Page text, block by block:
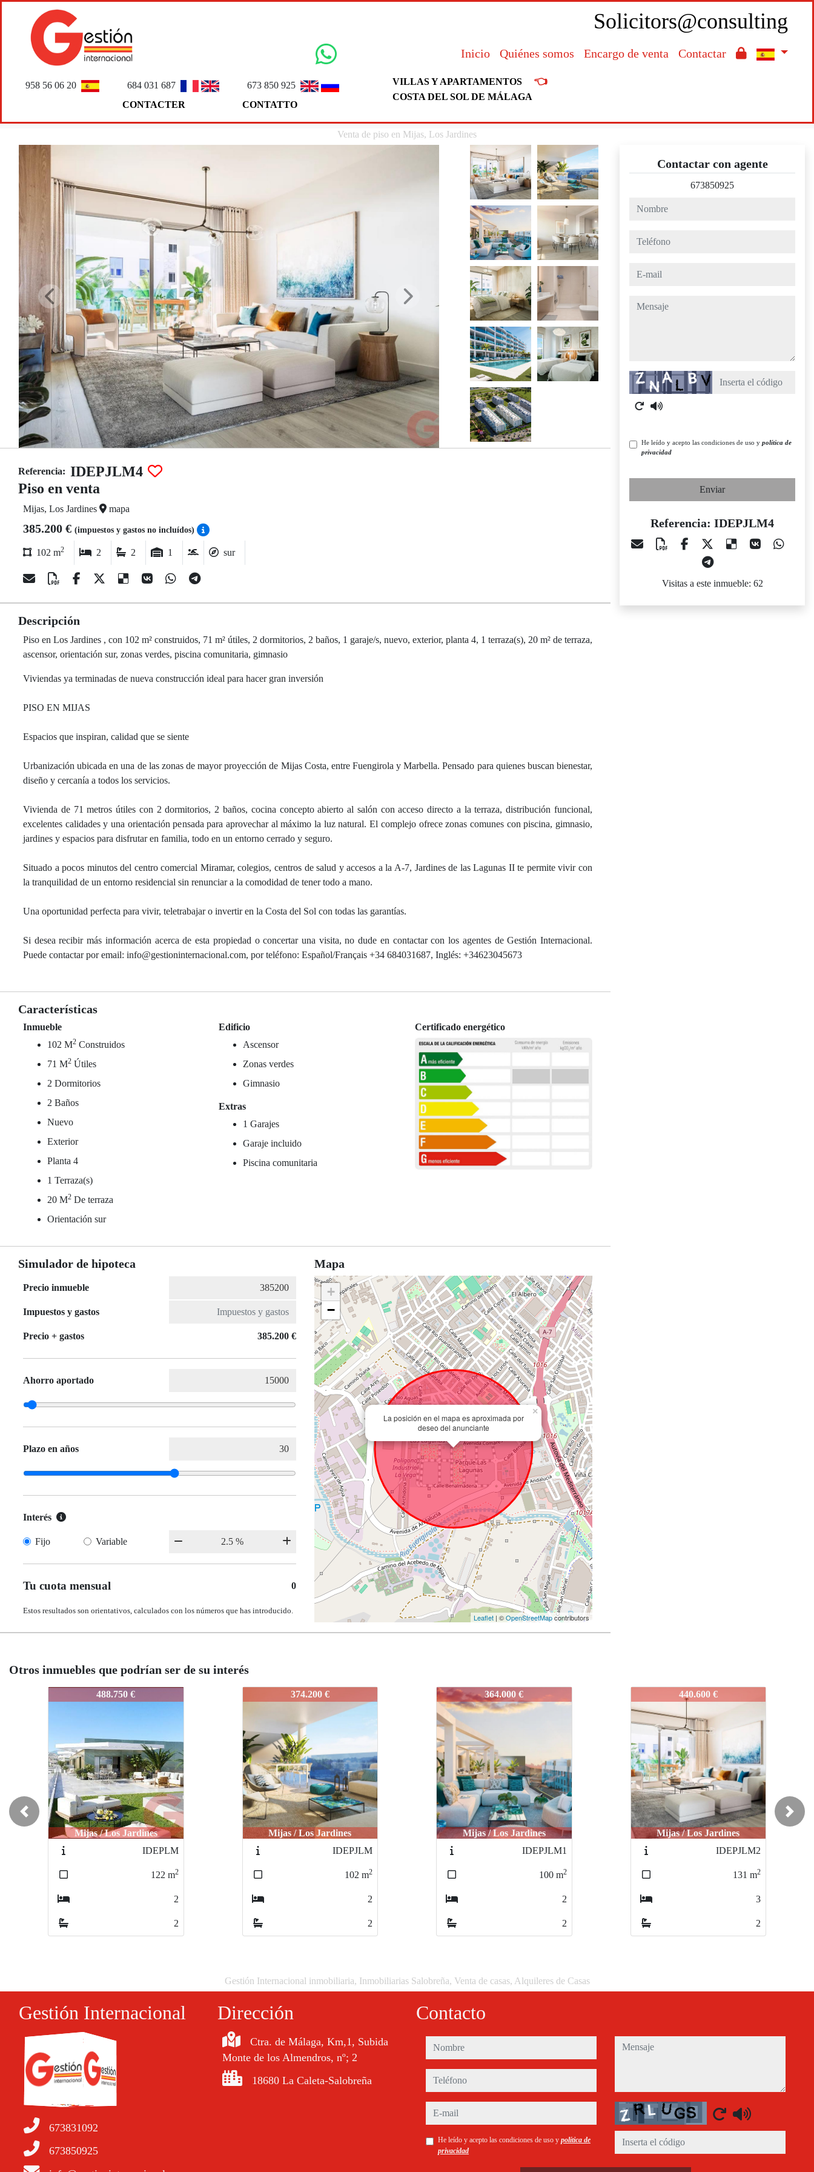
Solicitors@consulting
Inicio Quiénes somos Encargo de venta Contactar
958 56 06 20
684 031 687
CONTACTER
673 850 925
CONTATTO
VILLAS Y APARTAMENTOS 👈
COSTA DEL SOL DE MÁLAGA
Venta de piso en Mijas, Los Jardines
Referencia: IDEPJLM4
Piso en venta
Mijas, Los Jardines mapa
385.200 € (impuestos y gastos no incluídos)
102 m2 2 2 1 sur
Descripción
Piso en Los Jardines , con 102 m² construidos, 71 m² útiles, 2 dormitorios, 2 baños, 1 garaje/s, nuevo, exterior, planta 4, 1 terraza(s), 20 m² de terraza,
ascensor, orientación sur, zonas verdes, piscina comunitaria, gimnasio
Viviendas ya terminadas de nueva construcción ideal para hacer gran inversión
PISO EN MIJAS
Espacios que inspiran, calidad que se siente
Urbanización ubicada en una de las zonas de mayor proyección de Mijas Costa, entre Fuengirola y Marbella. Pensado para quienes buscan bienestar,
diseño y cercanía a todos los servicios.
Vivienda de 71 metros útiles con 2 dormitorios, 2 baños, cocina concepto abierto al salón con acceso directo a la terraza, distribución funcional,
excelentes calidades y una orientación pensada para aprovechar al máximo la luz natural. El complejo ofrece zonas comunes con piscina, gimnasio,
jardines y espacios para disfrutar en familia, todo en un entorno cerrado y seguro.
Situado a pocos minutos del centro comercial Miramar, colegios, centros de salud y accesos a la A-7, Jardines de las Lagunas II te permite vivir con
la tranquilidad de un entorno residencial sin renunciar a la comodidad de tener todo a mano.
Una oportunidad perfecta para vivir, teletrabajar o invertir en la Costa del Sol con todas las garantías.
Si desea recibir más información acerca de esta propiedad o concertar una visita, no dude en contactar con los agentes de Gestión Internacional.
Puede contactar por email: info@gestioninternacional.com, por teléfono: Español/Français +34 684031687, Inglés: +34623045673
Características
Inmueble
102 M2 Construidos
71 M2 Útiles
2 Dormitorios
2 Baños
Nuevo
Exterior
Planta 4
1 Terraza(s)
20 M2 De terraza
Orientación sur
Edificio
Ascensor
Zonas verdes
Gimnasio
Extras
1 Garajes
Garaje incluido
Piscina comunitaria
Certificado energético
Simulador de hipoteca
Precio inmueble
Impuestos y gastos
Precio + gastos 385.200 €
Ahorro aportado
Plazo en años
Interés
Fijo Variable
Tu cuota mensual 0
Estos resultados son orientativos, calculados con los números que has introducido.
Mapa
La posición en el mapa es aproximada por
deseo del anunciante
×
+
−
Leaflet | ©OpenStreetMapcontributors
Contactar con agente
673850925
nombre
teléfono
e-mail
mensaje
Captcha
He leído y acepto las condiciones de uso y política de
privacidad
Enviar
Referencia: IDEPJLM4
Visitas a este inmueble: 62
Otros inmuebles que podrían ser de su interés
IDEPJLM4374.200 €
Mijas / Los Jardines
IDEPJLM
102 m2
2
2
IDEPJLM4364.000 €
Mijas / Los Jardines
IDEPJLM1
100m2
2
2
IDEPJLM4440.600 €
Mijas / Los Jardines
IDEPJLM2
131 m2
3
2
IDEPJLM4364.000 €
Mijas / Los Jardines
IDEPJLM3
102m2
2
2
Previous Next
Gestión Internacional inmobiliaria, Inmobiliarias Salobreña, Venta de casas, Alquileres de Casas
Gestión Internacional
673831092
673850925
Dirección
Ctra. de Málaga, Km,1, Subida
Monte de los Almendros, nº; 2
18680 La Caleta-Salobreña
Contacto
nombre
teléfono
e-mail
He leído y acepto las condiciones de uso y política de
privacidad
mensaje
Captcha